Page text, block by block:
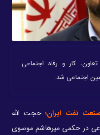
کار و رفاه اجتماعی
اجتماعی شد.
نفت ایران؛ حجت الله
در حکمی میرهاشم موسوی